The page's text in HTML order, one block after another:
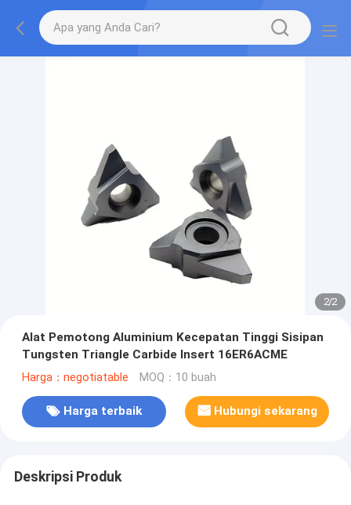
2/2
Alat Pemotong Aluminium Kecepatan Tinggi Sisipan
Tungsten Triangle Carbide Insert 16ER6ACME
Harga：negotiatable MOQ：10 buah
Harga terbaik Hubungi sekarang
Deskripsi Produk